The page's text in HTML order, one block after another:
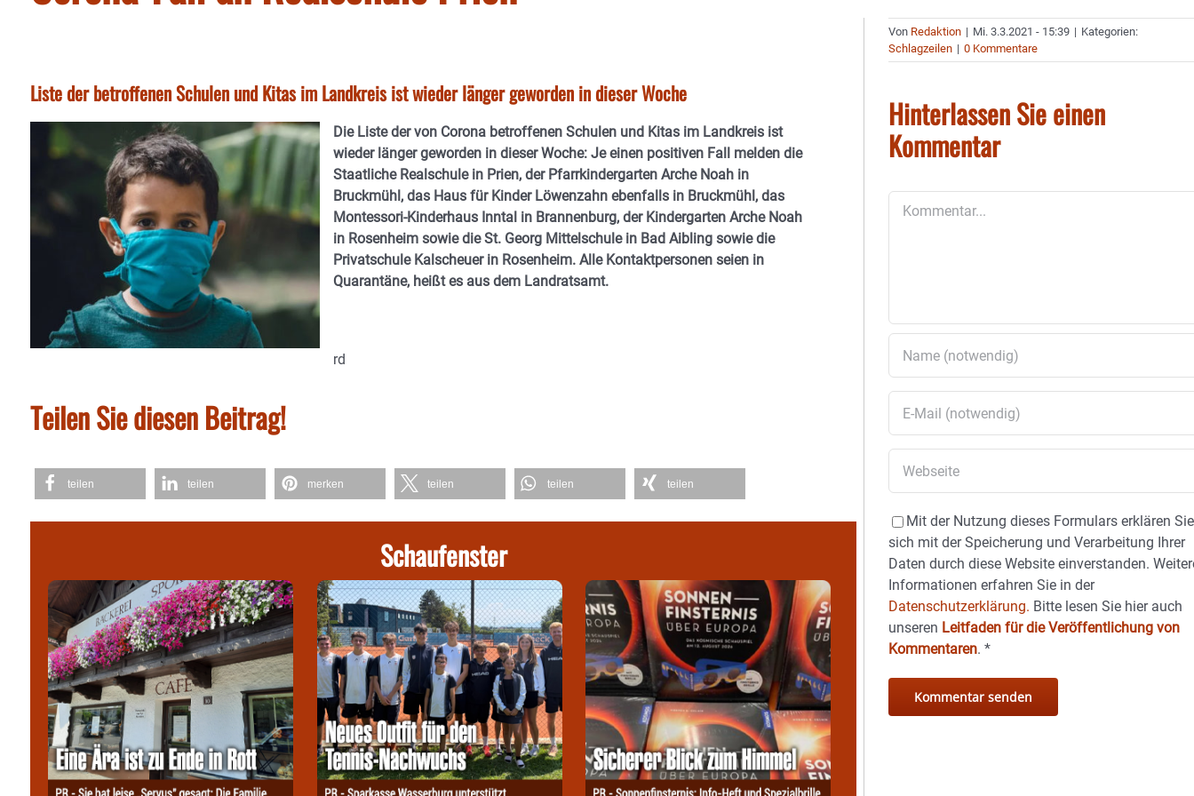
Liste der betroffenen Schulen und Kitas im Landkreis ist wieder länger geworden in dieser Woche
Die Liste der von Corona betroffenen Schulen und Kitas im Landkreis ist
wieder länger geworden in dieser Woche: Je einen positiven Fall melden die
Staatliche Realschule in Prien, der Pfarrkindergarten Arche Noah in
Bruckmühl, das Haus für Kinder Löwenzahn ebenfalls in Bruckmühl, das
Montessori-Kinderhaus Inntal in Brannenburg, der Kindergarten Arche Noah
in Rosenheim sowie die St. Georg Mittelschule in Bad Aibling sowie die
Privatschule Kalscheuer in Rosenheim. Alle Kontaktpersonen seien in
Quarantäne, heißt es aus dem Landratsamt.
rd
Teilen Sie diesen Beitrag!
teilen teilen merken teilen teilen teilen
Schaufenster
Von Redaktion | Mi. 3.3.2021 - 15:39 | Kategorien:
Schlagzeilen | 0 Kommentare
Hinterlassen Sie einen
Kommentar
Mit der Nutzung dieses Formulars erklären Sie
sich mit der Speicherung und Verarbeitung Ihrer
Daten durch diese Website einverstanden.
Informationen erfahren Sie in der
Datenschutzerklärung. Bitte lesen Sie hier auch
unseren Leitfaden für die Veröffentlichung von
Kommentaren.*